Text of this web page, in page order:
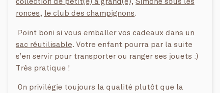
collection de petit(e) à grand(e), Simone sous les
ronces, le club des champignons.
Point boni si vous emballer vos cadeaux dans un
sac réutilisable. Votre enfant pourra par la suite
s’en servir pour transporter ou ranger ses jouets :)
Très pratique !
On privilégie toujours la qualité plutôt que la